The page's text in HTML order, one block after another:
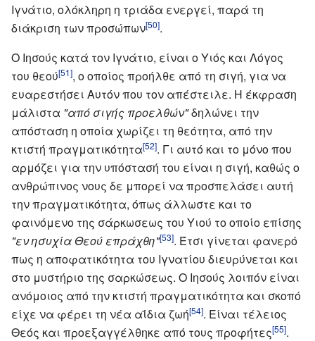
Ιγνάτιο, ολόκληρη η τριάδα ενεργεί, παρά τη
διάκριση των προσώπων[50].
Ο Ιησούς κατά τον Ιγνάτιο, είναι ο Υιός και Λόγος
του θεού[51], ο οποίος προήλθε από τη σιγή, για να
ευαρεστήσει Αυτόν που τον απέστειλε. Η έκφραση
μάλιστα "από σιγής προελθών"δηλώνει την
απόσταση η οποία χωρίζει τη θεότητα, από την
κτιστή πραγματικότητα[52]. Γι αυτό και το μόνο που
αρμόζει για την υπόστασή του είναι η σιγή, καθώς ο
ανθρώπινος νους δε μπορεί να προσπελάσει αυτή
την πραγματικότητα, όπως άλλωστε και το
φαινόμενο της σάρκωσεως του Υιού το οποίο επίσης
"εν ησυχία Θεού επράχθη"[53]. Έτσι γίνεται φανερό
πως η αποφατικότητα του Ιγνατίου διευρύνεται και
στο μυστήριο της σαρκώσεως. Ο Ιησούς λοιπόν είναι
ανόμοιος από την κτιστή πραγματικότητα και σκοπό
είχε να φέρει τη νέα αΐδια ζωή[54]. Είναι τέλειος
Θεός και προεξαγγέλθηκε από τους προφήτες[55].